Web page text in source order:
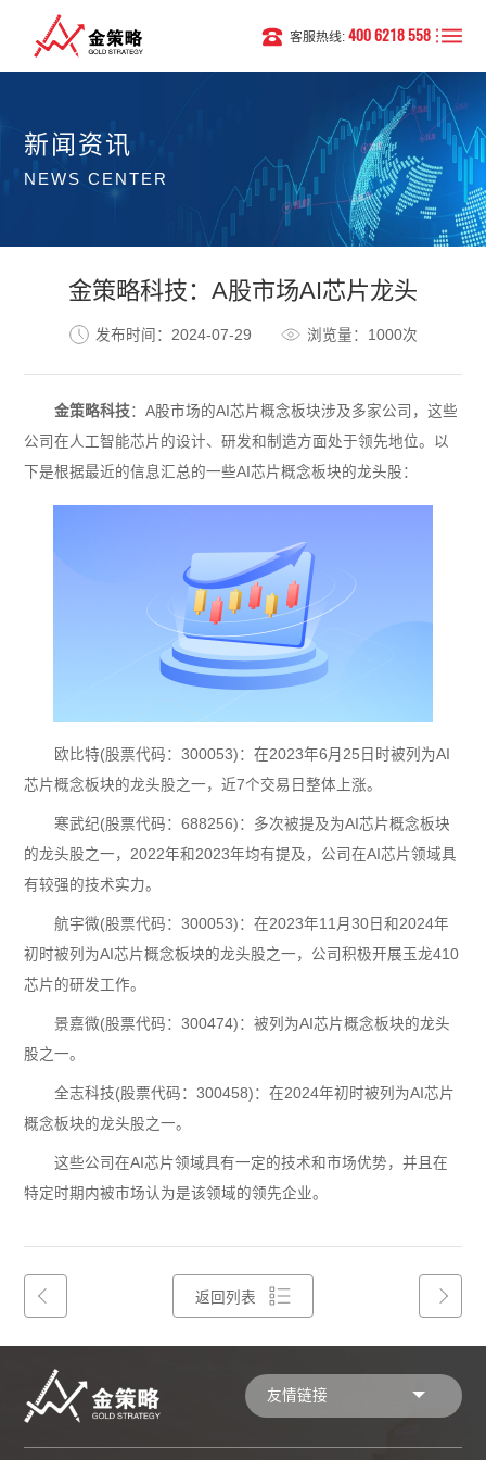
客服热线: 400 6218 558
新闻资讯
NEWS CENTER
金策略科技：A股市场AI芯片龙头
发布时间：2024-07-29 浏览量：1000次
金策略科技：A股市场的AI芯片概念板块涉及多家公司，这些
公司在人工智能芯片的设计、研发和制造方面处于领先地位。以
下是根据最近的信息汇总的一些AI芯片概念板块的龙头股：
欧比特(股票代码：300053)：在2023年6月25日时被列为AI
芯片概念板块的龙头股之一，近7个交易日整体上涨。
寒武纪(股票代码：688256)：多次被提及为AI芯片概念板块
的龙头股之一，2022年和2023年均有提及，公司在AI芯片领域具
有较强的技术实力。
航宇微(股票代码：300053)：在2023年11月30日和2024年
初时被列为AI芯片概念板块的龙头股之一，公司积极开展玉龙410
芯片的研发工作。
景嘉微(股票代码：300474)：被列为AI芯片概念板块的龙头
股之一。
全志科技(股票代码：300458)：在2024年初时被列为AI芯片
概念板块的龙头股之一。
这些公司在AI芯片领域具有一定的技术和市场优势，并且在
特定时期内被市场认为是该领域的领先企业。
返回列表
友情链接